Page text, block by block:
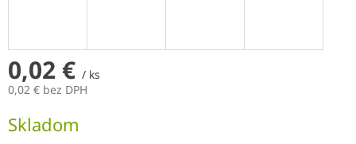
0,02 € / ks
0,02 € bez DPH
cena:
Skladom